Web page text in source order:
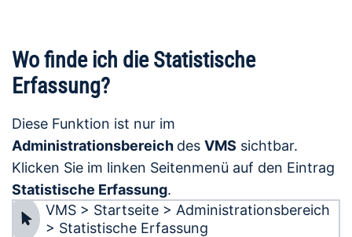
Wo finde ich die Statistische
Erfassung?
Diese Funktion ist nur im
Administrationsbereich des VMS sichtbar.
Klicken Sie im linken Seitenmenü auf den Eintrag
Statistische Erfassung.
VMS > Startseite > Administrationsbereich
> Statistische Erfassung